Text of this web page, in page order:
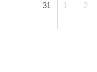
31 1 2